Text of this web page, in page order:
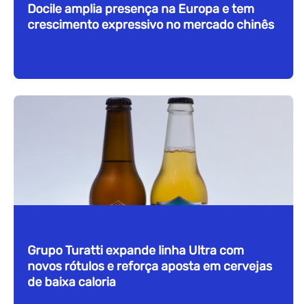
Docile amplia presença na Europa e tem
crescimento expressivo no mercado chinês
Grupo Turatti expande linha Ultra com
novos rótulos e reforça aposta em cervejas
de baixa caloria